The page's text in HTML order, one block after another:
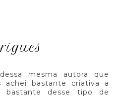
mesma autora que
achei bastante criativa a
bastante desse tipo de